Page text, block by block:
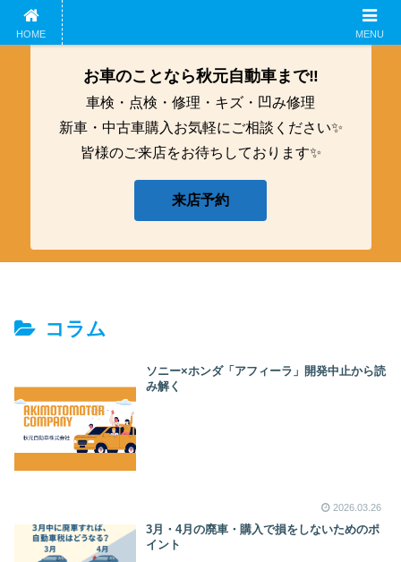
ホーム アクセス
お車のことなら秋元自動車まで‼️
車検・点検・修理・キズ・凹み修理
新車・中古車購入お気軽にご相談ください✨
皆様のご来店をお待ちしております✨
来店予約
コラム
ソニー×ホンダ「アフィーラ」開発中止から読
み解く
2026.03.26
3月・4月の廃車・購入で損をしないためのポ
イント
HOME MENU